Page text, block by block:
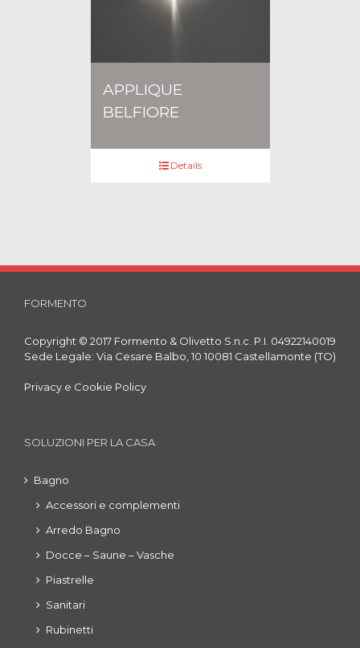
APPLIQUE
BELFIORE
Details
FORMENTO
Copyright © 2017 Formento & Olivetto S.n.c. P.I. 04922140019
Sede Legale: Via Cesare Balbo, 10 10081 Castellamonte (TO)
Privacy e Cookie Policy
SOLUZIONI PER LA CASA
Bagno
Accessori e complementi
Arredo Bagno
Docce – Saune – Vasche
Piastrelle
Sanitari
Rubinetti